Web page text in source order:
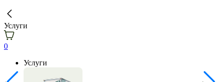
Услуги
0
Услуги